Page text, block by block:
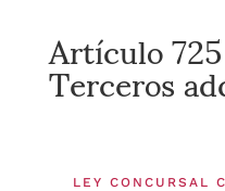
Artículo
Terceros
LEY CONCURSAL